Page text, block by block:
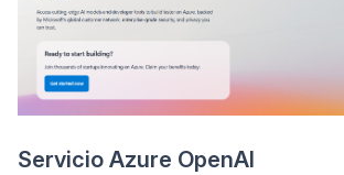
Servicio Azure OpenAI